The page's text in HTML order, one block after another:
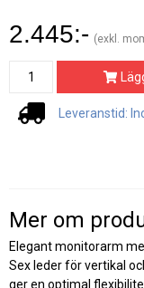
2.445:- (exkl.
Leveranstid:
Mer om
Elegant monitorarm
Sex leder för vertikal
ger en optimal